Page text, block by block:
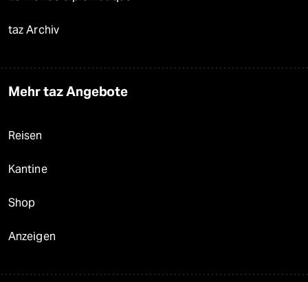
taz Archiv
Mehr taz Angebote
Reisen
Kantine
Shop
Anzeigen